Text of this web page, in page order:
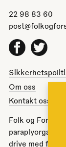
22 98 83 60
Facebook
Twitter
Om oss
Kontakt oss
Folk og
drive med